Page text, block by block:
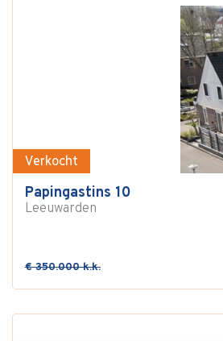
Verkocht
Papingastins 10
Leeuwarden
€ 350.000 k.k.